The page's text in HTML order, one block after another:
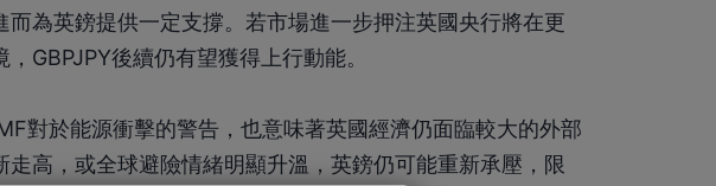
而為英鎊提供一定支撐。若市場進一步押注英國央行將在更
GBPJPY後續仍有望獲得上行動能。
對於能源衝擊的警告，也意味著英國經濟仍面臨較大的外部
走高，或全球避險情緒明顯升溫，英鎊仍可能重新承壓，限